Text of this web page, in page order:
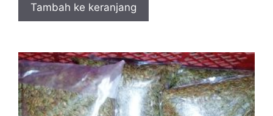
Tambah ke keranjang